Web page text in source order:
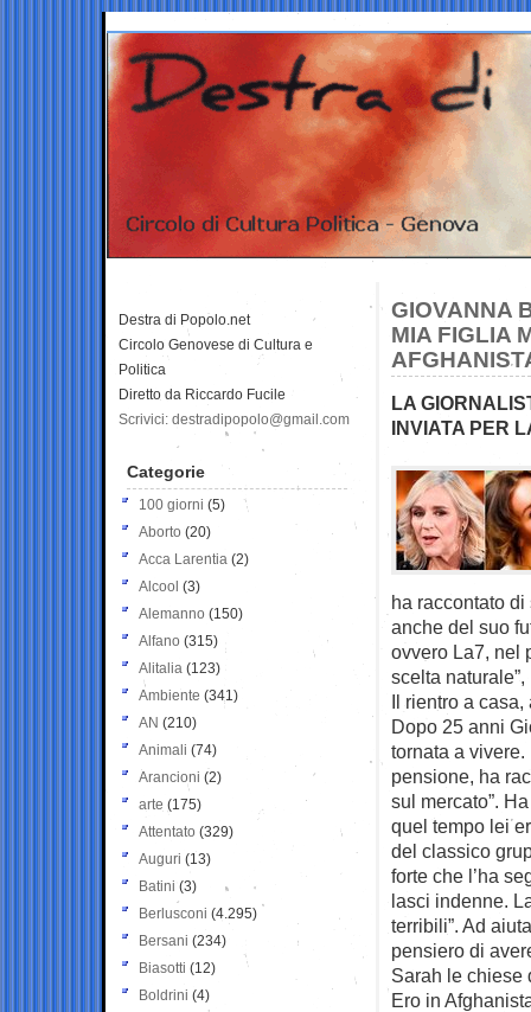
GIOVANNA
MIA FIGLIA
LA
INVIATA PER
ha raccontato
anche del suo
ovvero La7, nel
scelta
Il rientro a casa,
Dopo 25 anni
tornata a
pensione, ha
sul mercato”.
quel tempo lei
del classico
forte che l’ha
lasci indenne.
terribili”. Ad
pensiero di
Sarah le chiese
Ero in
Destra di Popolo.net
Circolo Genovese di Cultura e
Politica
Diretto da Riccardo Fucile
Scrivici: destradipopolo@gmail.com
Categorie
100 giorni (5)
Aborto (20)
Acca Larentia (2)
Alcool (3)
Alemanno (150)
Alfano (315)
Alitalia (123)
Ambiente (341)
AN (210)
Animali (74)
Arancioni (2)
arte (175)
Attentato (329)
Auguri (13)
Batini (3)
Berlusconi (4.295)
Bersani (234)
Biasotti (12)
Boldrini (4)